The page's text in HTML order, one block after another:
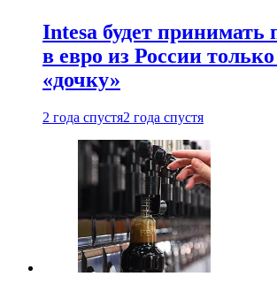
Intesa будет принимать
в евро из России
«дочку»
2 года спустя2 года спустя